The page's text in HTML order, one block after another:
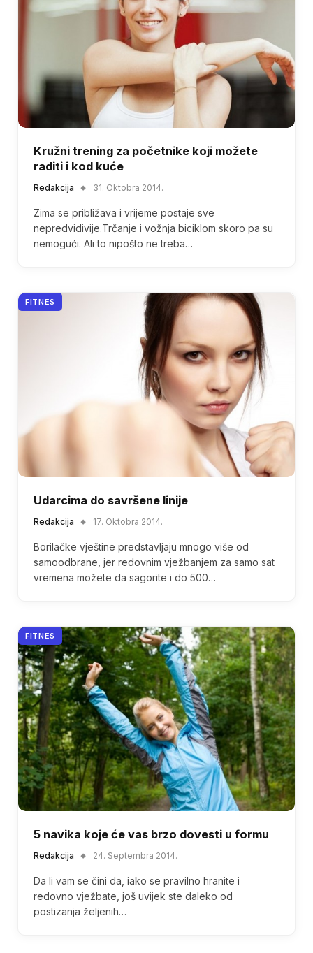
Kružni trening za početnike koji možete
raditi i kod kuće
Redakcija 31. Oktobra 2014.
Zima se približava i vrijeme postaje sve
nepredvidivije.Trčanje i vožnja biciklom skoro pa su
nemogući. Ali to nipošto ne treba…
FITNES
Udarcima do savršene linije
Redakcija 17. Oktobra 2014.
Borilačke vještine predstavljaju mnogo više od
samoodbrane, jer redovnim vježbanjem za samo sat
vremena možete da sagorite i do 500…
FITNES
5 navika koje će vas brzo dovesti u formu
Redakcija 24. Septembra 2014.
Da li vam se čini da, iako se pravilno hranite i
redovno vježbate, još uvijek ste daleko od
postizanja željenih…